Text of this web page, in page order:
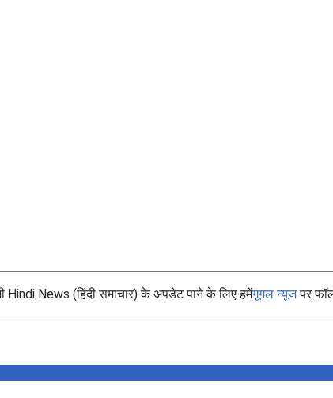
News (हिंदी समाचार) के अपडेट पाने के लिए हमेंगूगल न्यूजपर